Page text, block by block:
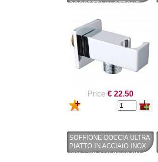
DOCCETTA IN OTTONE
Price € 22.50
SOFFIONE DOCCIA ULTRA
PIATTO IN ACCIAIO INOX
SPAZZOLATO 30*30 CM.